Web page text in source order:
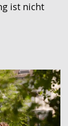
ist nicht